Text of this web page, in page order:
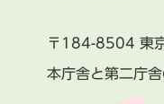
〒184-8504 東
本庁舎と第二庁舎